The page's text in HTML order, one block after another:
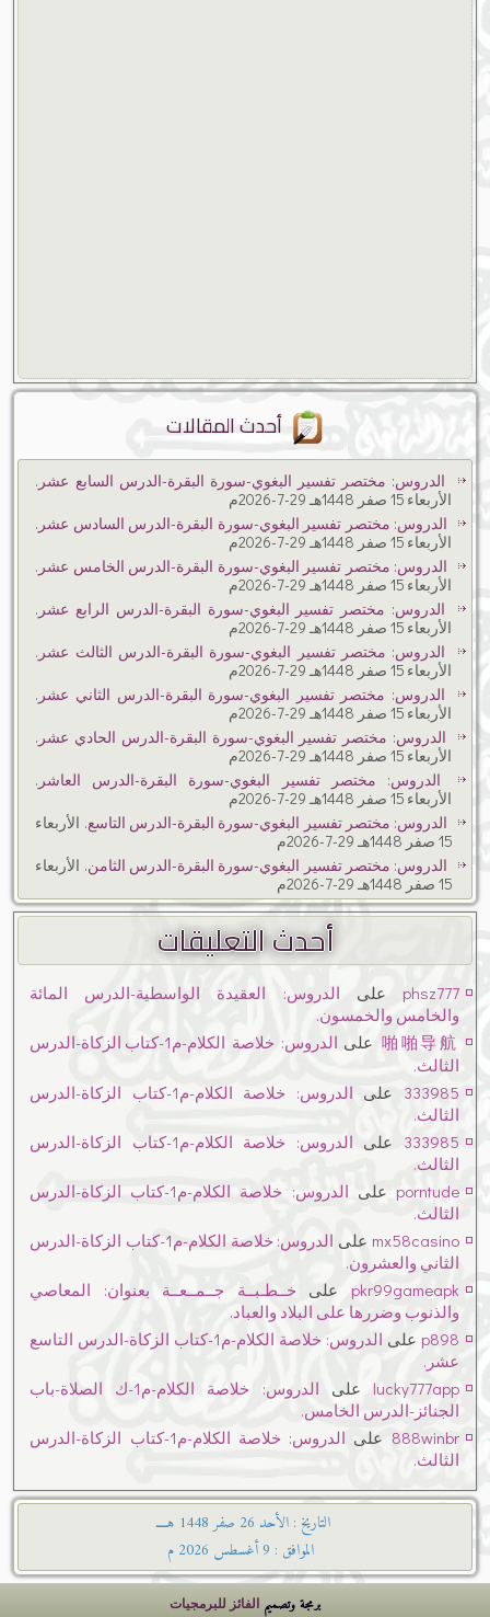
أحدث المقالات
الدروس: مختصر تفسير البغوي-سورة البقرة-الدرس السابع عشر.
الأربعاء 15 صفر 1448هـ 29-7-2026م
الدروس: مختصر تفسير البغوي-سورة البقرة-الدرس السادس عشر.
الأربعاء 15 صفر 1448هـ 29-7-2026م
الدروس: مختصر تفسير البغوي-سورة البقرة-الدرس الخامس عشر.
الأربعاء 15 صفر 1448هـ 29-7-2026م
الدروس: مختصر تفسير البغوي-سورة البقرة-الدرس الرابع عشر.
الأربعاء 15 صفر 1448هـ 29-7-2026م
الدروس: مختصر تفسير البغوي-سورة البقرة-الدرس الثالث عشر.
الأربعاء 15 صفر 1448هـ 29-7-2026م
الدروس: مختصر تفسير البغوي-سورة البقرة-الدرس الثاني عشر.
الأربعاء 15 صفر 1448هـ 29-7-2026م
الدروس: مختصر تفسير البغوي-سورة البقرة-الدرس الحادي عشر.
الأربعاء 15 صفر 1448هـ 29-7-2026م
الدروس: مختصر تفسير البغوي-سورة البقرة-الدرس العاشر.
الأربعاء 15 صفر 1448هـ 29-7-2026م
الدروس: مختصر تفسير البغوي-سورة البقرة-الدرس التاسع. الأربعاء
15 صفر 1448هـ 29-7-2026م
الدروس: مختصر تفسير البغوي-سورة البقرة-الدرس الثامن. الأربعاء
15 صفر 1448هـ 29-7-2026م
أحدث التعليقات
phsz777 على الدروس: العقيدة الواسطية-الدرس المائة
والخامس والخمسون.
啪啪导航 على
الدروس: خلاصة الكلام-م1-كتاب الزكاة-الدرس
الثالث.
333985 على
الدروس: خلاصة الكلام-م1-كتاب الزكاة-الدرس
الثالث.
333985 على
الدروس: خلاصة الكلام-م1-كتاب الزكاة-الدرس
الثالث.
porntude على
الدروس: خلاصة الكلام-م1-كتاب الزكاة-الدرس
الثالث.
mx58casino على
الدروس: خلاصة الكلام-م1-كتاب الزكاة-الدرس
الثاني والعشرون.
pkr99gameapk على خــطـبــة جــمــعــة بعنوان: المعاصي
والذنوب وضررها على البلاد والعباد.
p898 على
الدروس: خلاصة الكلام-م1-كتاب الزكاة-الدرس التاسع
عشر.
lucky777app على
الدروس: خلاصة الكلام-م1-ك الصلاة-باب
الجنائز-الدرس الخامس.
888winbr على
الدروس: خلاصة الكلام-م1-كتاب الزكاة-الدرس
الثالث.
التاريخ : الأحد 26 صفر 1448 هــــ
الموافق : 9 أغسطس 2026 م
برمجة وتصميم الفائز للبرمجيات